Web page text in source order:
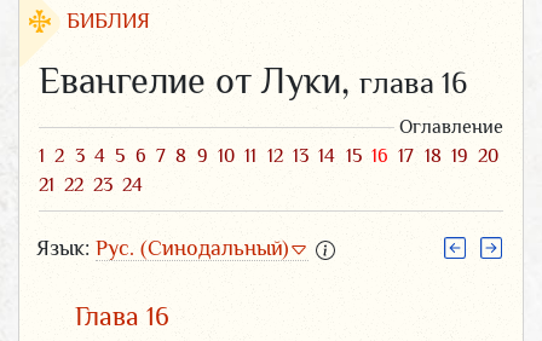
БИБЛИЯ
Евангелие от Луки, глава 16
Оглавление
1 2 3 4 5 6 7 8 9 10 11 12 13 14 15 16 17 18 19 20
21 22 23 24
Язык: Рус. (Синодальный)
Глава 16